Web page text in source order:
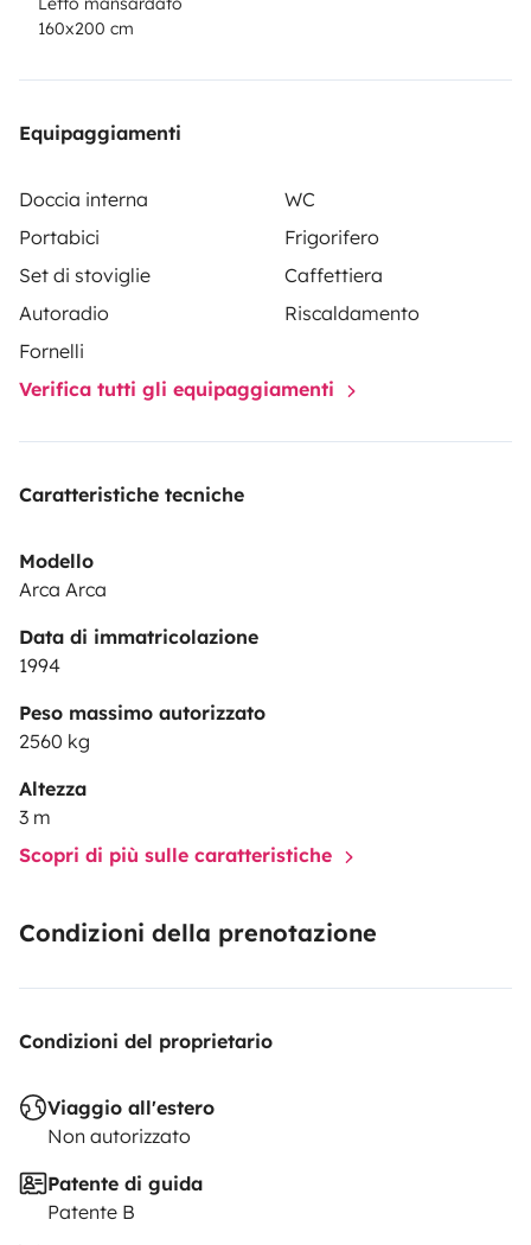
160x200 cm
Equipaggiamenti
Doccia interna
WC
Portabici
Frigorifero
Set di stoviglie
Caffettiera
Autoradio
Riscaldamento
Fornelli
Verifica tutti gli equipaggiamenti
Caratteristiche tecniche
Modello
Arca Arca
Data di immatricolazione
1994
Peso massimo autorizzato
2560 kg
Altezza
3 m
Scopri di più sulle caratteristiche
Condizioni della prenotazione
Condizioni del proprietario
Viaggio all'estero
Non autorizzato
Patente di guida
Patente B